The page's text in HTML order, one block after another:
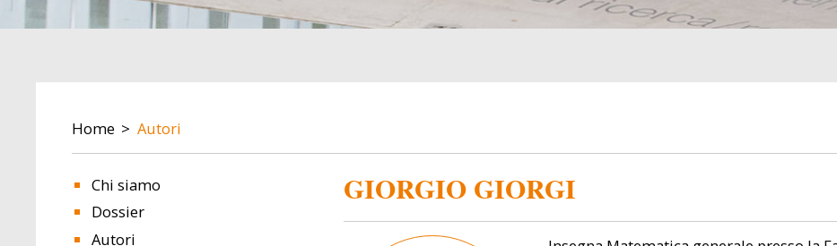
BREADCRUMB
Home Autori
Chi siamo
Dossier
Autori
GIORGIO GIORGI